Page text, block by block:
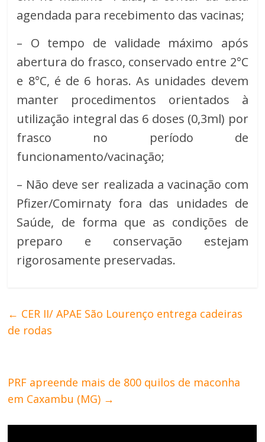
agendada para recebimento das vacinas;
– O tempo de validade máximo após
abertura do frasco, conservado entre 2°C
e 8°C, é de 6 horas. As unidades devem
manter procedimentos orientados à
utilização integral das 6 doses (0,3ml) por
frasco no período de
funcionamento/vacinação;
– Não deve ser realizada a vacinação com
Pfizer/Comirnaty fora das unidades de
Saúde, de forma que as condições de
preparo e conservação estejam
rigorosamente preservadas.
← CER II/ APAE São Lourenço entrega cadeiras
de rodas
PRF apreende mais de 800 quilos de maconha
em Caxambu (MG) →